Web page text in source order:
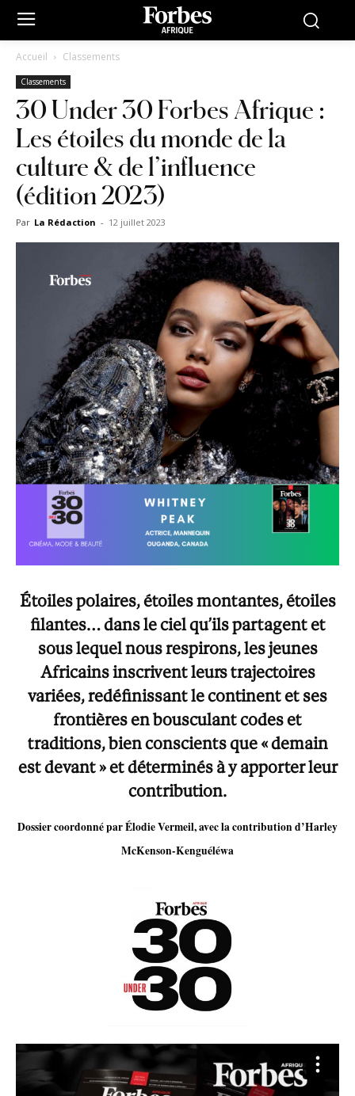
Accueil Classements
Classements
30 Under 30 Forbes Afrique :
Les étoiles du monde de la
culture & de l’influence
(édition 2023)
Par La Rédaction - 12 juillet 2023
Étoiles polaires, étoiles montantes, étoiles
filantes… dans le ciel qu’ils partagent et
sous lequel nous respirons, les jeunes
Africains inscrivent leurs trajectoires
variées, redéfinissant le continent et ses
frontières en bousculant codes et
traditions, bien conscients que «demain
est devant» et déterminés à y apporter leur
contribution.
Dossier coordonné par Élodie Vermeil, avec la contribution d’Harley
McKenson-Kenguéléwa